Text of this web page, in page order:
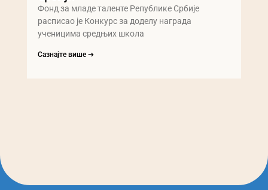
Фонд за младе таленте Републике Србије
расписао је Конкурс за доделу награда
ученицима средњих школа
Сазнајте више ➔